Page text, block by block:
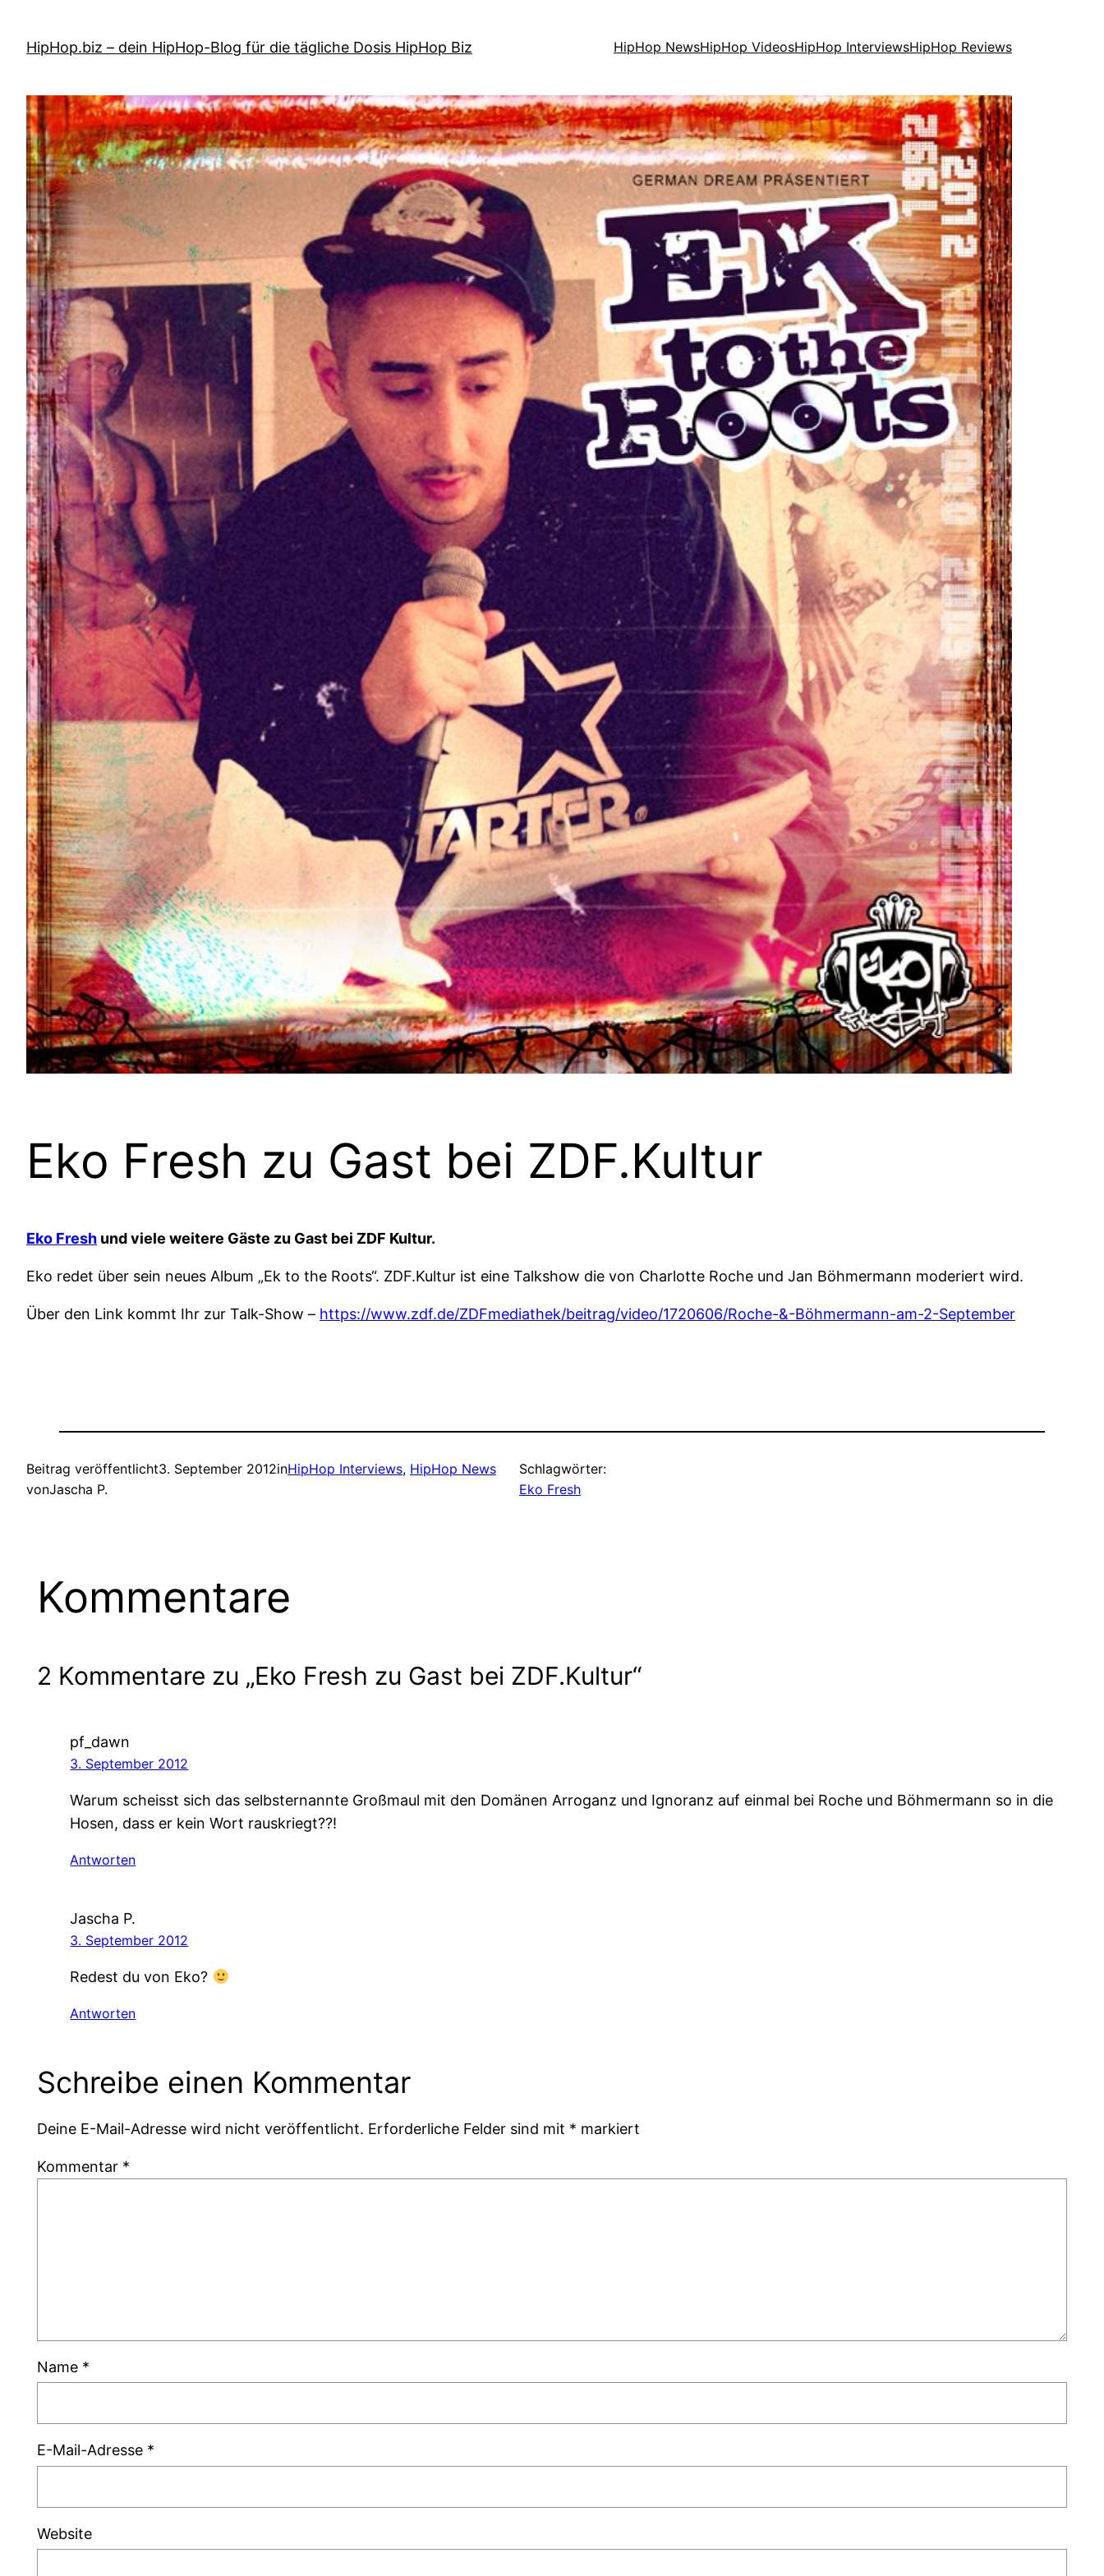
springen
HipHop.biz – dein HipHop-Blog für die tägliche Dosis HipHop Biz HipHop NewsHipHop VideosHipHop InterviewsHipHop Reviews
Eko Fresh zu Gast bei ZDF.Kultur
Eko Fresh und viele weitere Gäste zu Gast bei ZDF Kultur.
Eko redet über sein neues Album „Ek to the Roots“. ZDF.Kultur ist eine Talkshow die von Charlotte Roche und Jan Böhmermann moderiert wird.
Über den Link kommt Ihr zur Talk-Show – https://www.zdf.de/ZDFmediathek/beitrag/video/1720606/Roche-&-Böhmermann-am-2-September
Beitrag veröffentlicht3. September 2012inHipHop Interviews, HipHop News
vonJascha P.
Schlagwörter:
Eko Fresh
Kommentare
2 Kommentare zu „Eko Fresh zu Gast bei ZDF.Kultur“
pf_dawn
3. September 2012
Warum scheisst sich das selbsternannte Großmaul mit den Domänen Arroganz und Ignoranz auf einmal bei Roche und Böhmermann so in die
Hosen, dass er kein Wort rauskriegt??!
Antworten
Jascha P.
3. September 2012
Redest du von Eko?
Antworten
Schreibe einen Kommentar
Deine E-Mail-Adresse wird nicht veröffentlicht. Erforderliche Felder sind mit * markiert
Kommentar *
Name *
E-Mail-Adresse *
Website